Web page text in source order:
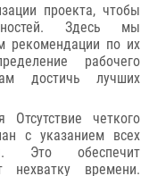
проекта, чтобы
Здесь мы
рекомендации по их
рабочего
достичь лучших
четкого
с указанием всех
Это обеспечит
нехватку времени.